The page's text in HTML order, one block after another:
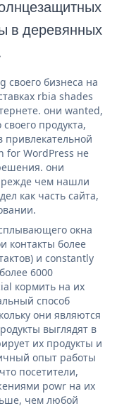
в деревянных
своего бизнеса на
rbia shades
они wanted,
продукта,
привлекательной
for WordPress не
они
чем нашли
как часть сайта,
окна
контакты более
и constantly
6000
кормить на их
способ
они являются
выглядят в
их продукты и
опыт работы
посетители,
powr на их
чем любой